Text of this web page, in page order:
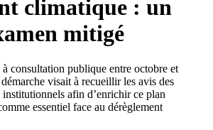
climatique : un
mitigé
consultation publique entre octobre et
visait à recueillir les avis des
institutionnels afin d’enrichir ce plan
essentiel face au dérèglement